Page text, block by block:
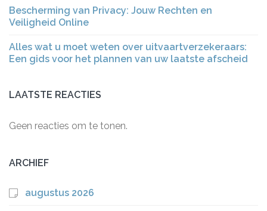
Bescherming van Privacy: Jouw Rechten en
Veiligheid Online
Alles wat u moet weten over uitvaartverzekeraars:
Een gids voor het plannen van uw laatste afscheid
LAATSTE REACTIES
Geen reacties om te tonen.
ARCHIEF
augustus 2026